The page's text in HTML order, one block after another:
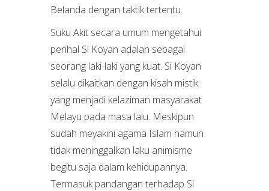
Belanda dengan taktik tertentu.
Suku Akit secara umum mengetahui
perihal Si Koyan adalah sebagai
seorang laki-laki yang kuat. Si Koyan
selalu dikaitkan dengan kisah mistik
yang menjadi kelaziman masyarakat
Melayu pada masa lalu. Meskipun
sudah meyakini agama Islam namun
tidak meninggalkan laku animisme
begitu saja dalam kehidupannya.
Termasuk pandangan terhadap Si